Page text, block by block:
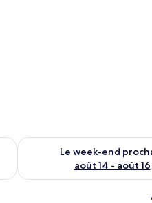
end août 7 - août 9
Le week-end
août 14 - août 16
Vérifier la disponibilité